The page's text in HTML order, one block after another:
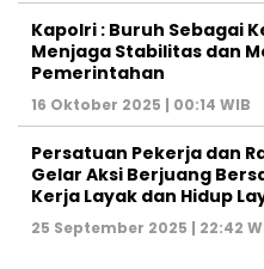
Kapolri : Buruh Sebagai
Menjaga Stabilitas dan
Pemerintahan
16 Oktober 2025 | 00:14 WIB
Persatuan Pekerja dan
Gelar Aksi Berjuang
Kerja Layak dan Hidup
25 September 2025 | 22:42